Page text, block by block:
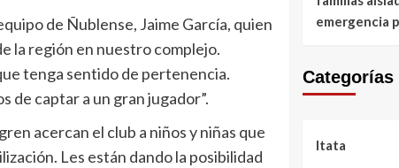
de Ñublense, Jaime García, quien
la región en nuestro complejo.
tenga sentido de pertenencia.
de captar a un gran jugador”.
acercan el club a niños y niñas que
Les están dando la posibilidad
emergencia
Categorías
Itata